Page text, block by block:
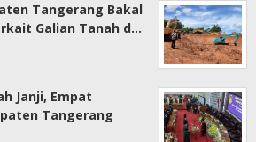
Tangerang Bakal
Galian Tanah d…
Janji, Empat
Tangerang